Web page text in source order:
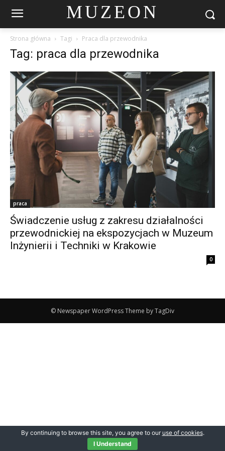
MUZEON
Strona główna Tagi Praca dla przewodnika
Tag: praca dla przewodnika
praca
Świadczenie usług z zakresu działalności
przewodnickiej na ekspozycjach w Muzeum
Inżynierii i Techniki w Krakowie
0
© Newspaper WordPress Theme by TagDiv
By continuing to browse this site, you agree to our use of cookies.
I Understand